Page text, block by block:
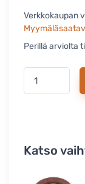
Verkkokaupan
Perillä arviolta
Katso